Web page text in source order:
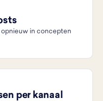
opnieuw in concepten
per kanaal